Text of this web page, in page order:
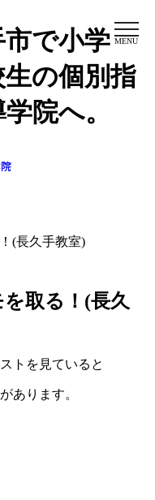
で小学
の個別指
院へ。
MENU
(長久手教室)
取る！(長久
トを見ていると
あります。